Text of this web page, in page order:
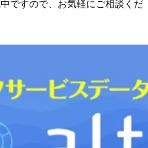
ですので、お気軽にご相談くだ